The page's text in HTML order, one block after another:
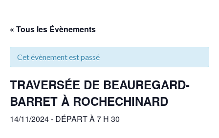
« Tous les Évènements
Cet évènement est passé
TRAVERSÉE DE BEAUREGARD-
BARRET À ROCHECHINARD
14/11/2024 - DÉPART À 7 H 30